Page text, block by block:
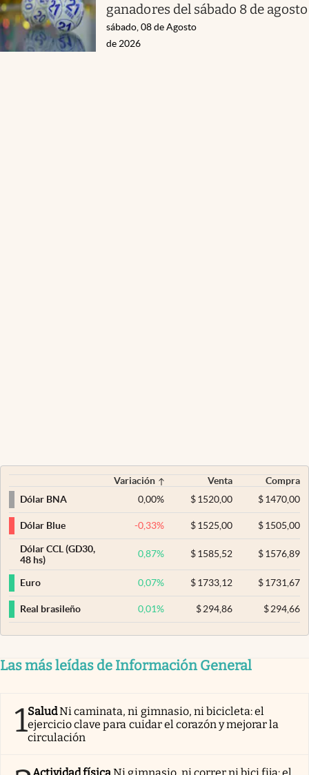
ganadores del sábado 8 de agosto
sábado, 08 de Agosto
de 2026
Variación Venta
Compra
Dólar BNA
0,00% $ 1520,00 $1470,00
Dólar Blue -0,33% $ 1525,00 $1505,00
Dólar CCL (GD30,
48 hs)
0,87% $ 1585,52 $1576,89
Euro 0,07% $ 1733,12 $1731,67
Real brasileño 0,01% $ 294,86 $294,66
Las más leídas de Información General
1SaludNi caminata, ni gimnasio, ni bicicleta: el
ejercicio clave para cuidar el corazón y mejorar la
circulación